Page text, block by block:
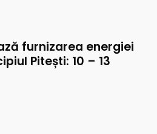
furnizarea energiei
Pitești: 10 – 13